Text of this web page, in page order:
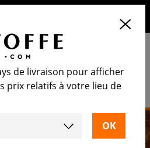
de livraison pour afficher
prix relatifs à votre lieu de